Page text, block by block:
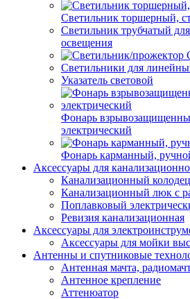
Светильник торшерный,
Светильник трубчатый
освещения
Светильники для
Указатель световой
Фонарь
электрический
Фонарь карманный,
Аксессуары для
Канализационный колодец
Канализационный люк с
Поплавковый
Ревизия канализационная
Аксессуары для
Аксессуары для мойки
Антенны и спутниковые
Антенная мачта,
Антенное крепление
Аттенюатор